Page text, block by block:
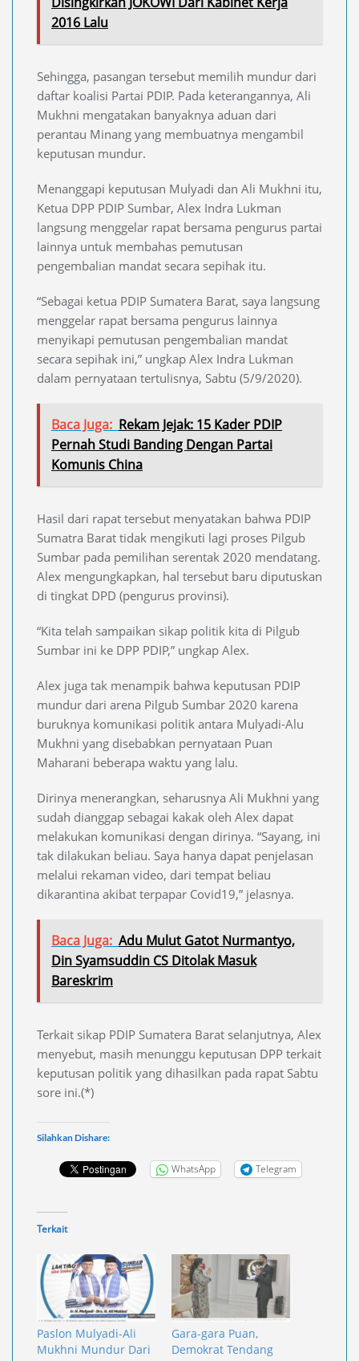
2016 Lalu
Sehingga, pasangan tersebut memilih mundur dari
daftar koalisi Partai PDIP. Pada keterangannya, Ali
Mukhni mengatakan banyaknya aduan dari
perantau Minang yang membuatnya mengambil
keputusan mundur.
Menanggapi keputusan Mulyadi dan Ali Mukhni itu,
Ketua DPP PDIP Sumbar, Alex Indra Lukman
langsung menggelar rapat bersama pengurus partai
lainnya untuk membahas pemutusan
pengembalian mandat secara sepihak itu.
“Sebagai ketua PDIP Sumatera Barat, saya langsung
menggelar rapat bersama pengurus lainnya
menyikapi pemutusan pengembalian mandat
secara sepihak ini,” ungkap Alex Indra Lukman
dalam pernyataan tertulisnya, Sabtu (5/9/2020).
Baca Juga: Rekam Jejak: 15 Kader PDIP
Pernah Studi Banding Dengan Partai
Komunis China
Hasil dari rapat tersebut menyatakan bahwa PDIP
Sumatra Barat tidak mengikuti lagi proses Pilgub
Sumbar pada pemilihan serentak 2020 mendatang.
Alex mengungkapkan, hal tersebut baru diputuskan
di tingkat DPD (pengurus provinsi).
“Kita telah sampaikan sikap politik kita di Pilgub
Sumbar ini ke DPP PDIP,” ungkap Alex.
Alex juga tak menampik bahwa keputusan PDIP
mundur dari arena Pilgub Sumbar 2020 karena
buruknya komunikasi politik antara Mulyadi-Alu
Mukhni yang disebabkan pernyataan Puan
Maharani beberapa waktu yang lalu.
Dirinya menerangkan, seharusnya Ali Mukhni yang
sudah dianggap sebagai kakak oleh Alex dapat
melakukan komunikasi dengan dirinya. “Sayang, ini
tak dilakukan beliau. Saya hanya dapat penjelasan
melalui rekaman video, dari tempat beliau
dikarantina akibat terpapar Covid19,” jelasnya.
Baca Juga: Adu Mulut Gatot Nurmantyo,
Din Syamsuddin CS Ditolak Masuk
Bareskrim
Terkait sikap PDIP Sumatera Barat selanjutnya, Alex
menyebut, masih menunggu keputusan DPP terkait
keputusan politik yang dihasilkan pada rapat Sabtu
sore ini.(*)
Silahkan Dishare:
WhatsApp Telegram
Terkait
Paslon Mulyadi-Ali
Mukhni Mundur Dari
Gara-gara Puan,
Demokrat Tendang